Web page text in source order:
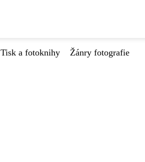
Tisk a fotoknihy Žánry fotografie